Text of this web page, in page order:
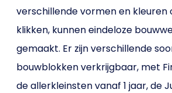
verschillende vormen en kleuren
klikken, kunnen eindeloze
gemaakt. Er zijn verschillende
bouwblokken verkrijgbaar, met
de allerkleinsten vanaf 1 jaar, de